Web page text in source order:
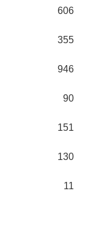
606
355
946
90
151
130
11